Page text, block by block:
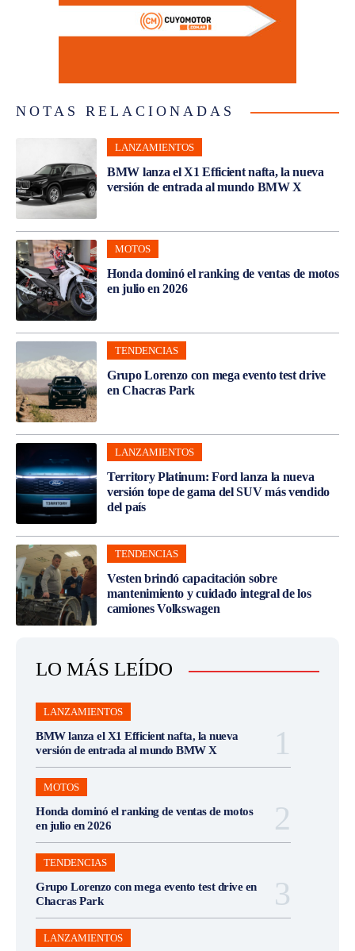
NOTAS RELACIONADAS
LANZAMIENTOS
BMW lanza el X1 Efficient nafta, la nueva
versión de entrada al mundo BMW X
MOTOS
Honda dominó el ranking de ventas de motos
en julio en 2026
TENDENCIAS
Grupo Lorenzo con mega evento test drive
en Chacras Park
LANZAMIENTOS
Territory Platinum: Ford lanza la nueva
versión tope de gama del SUV más vendido
del país
TENDENCIAS
Vesten brindó capacitación sobre
mantenimiento y cuidado integral de los
camiones Volkswagen
LO MÁS LEÍDO
LANZAMIENTOS
BMW lanza el X1 Efficient nafta, la nueva
versión de entrada al mundo BMW X
MOTOS
Honda dominó el ranking de ventas de motos
en julio en 2026
TENDENCIAS
Grupo Lorenzo con mega evento test drive en
Chacras Park
LANZAMIENTOS